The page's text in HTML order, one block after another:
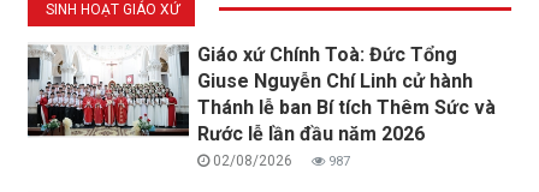
SINH HOẠT GIÁO XỨ
Giáo xứ Chính Toà: Đức Tổng
Giuse Nguyễn Chí Linh cử hành
Thánh lễ ban Bí tích Thêm Sức và
Rước lễ lần đầu năm 2026
02/08/2026 987